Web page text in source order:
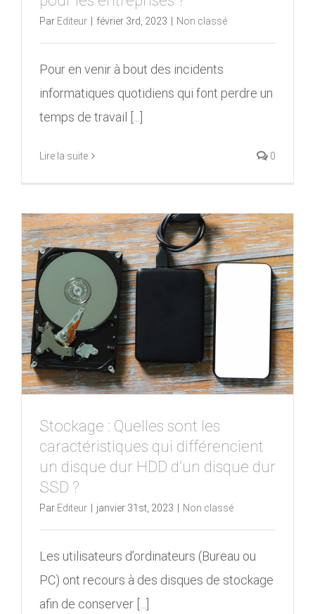
Par Editeur février 3rd, 2023 Non classé
Pour en venir à bout des incidents
informatiques quotidiens qui font perdre un
temps de travail [...]
Lire la suite 0
Stockage : Quelles sont les
caractéristiques qui différencient
un disque dur HDD d’un disque dur
SSD ?
Par Editeur janvier 31st, 2023 Non classé
Les utilisateurs d’ordinateurs (Bureau ou
PC) ont recours à des disques de stockage
afin de conserver [...]